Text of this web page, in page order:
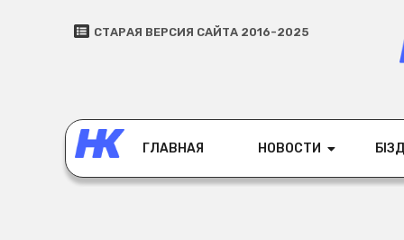
СТАРАЯ ВЕРСИЯ САЙТА 2016-2025
ГЛАВНАЯ НОВОСТИ